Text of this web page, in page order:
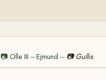
📷Olle III —Ejmund — 📷 Gullis